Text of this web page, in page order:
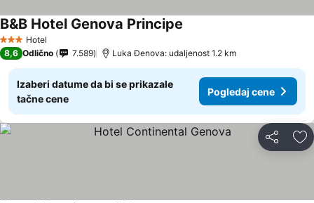
3 Zvezdice
Hotel
B&B Hotel Genova Principe
8,6 Odlično 7.589 Luka Đenova: udaljenost 1.2 km
Izaberi datume da bi se prikazale
tačne cene
Pogledaj cene
Deli